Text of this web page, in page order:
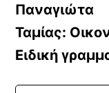
Παναγιώτα
Ταμίας:
Ειδική